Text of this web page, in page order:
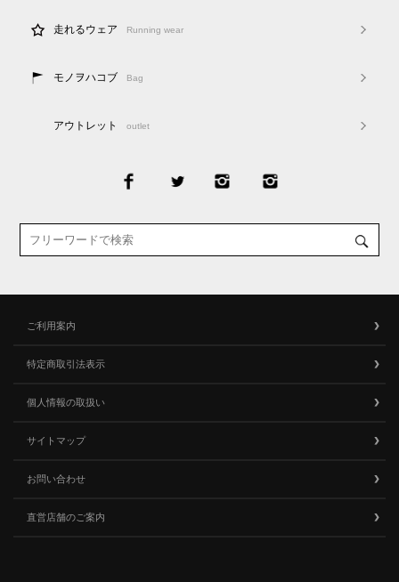
走れるウェア Running wear
モノヲハコブ Bag
アウトレット outlet
ご利用案内
特定商取引法表示
個人情報の取扱い
サイトマップ
お問い合わせ
直営店舗のご案内